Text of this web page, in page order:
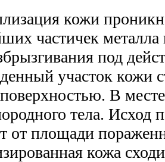
кожи
частичек металла
под
участок кожи
В
тела. Исход
от площади
кожа